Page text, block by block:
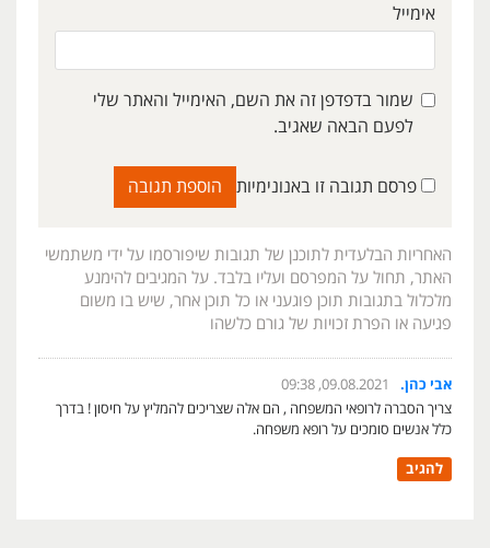
אימייל
שמור בדפדפן זה את השם, האימייל והאתר שלי
לפעם הבאה שאגיב.
פרסם תגובה זו באנונימיות
האחריות הבלעדית לתוכנן של תגובות שיפורסמו על ידי משתמשי
האתר, תחול על המפרסם ועליו בלבד. על המגיבים להימנע
מלכלול בתגובות תוכן פוגעני או כל תוכן אחר, שיש בו משום
פגיעה או הפרת זכויות של גורם כלשהו
אבי כהן.
09.08.2021, 09:38
צריך הסברה לרופאי המשפחה , הם אלה שצריכים להמליץ על חיסון ! בדרך
כלל אנשים סומכים על רופא משפחה.
להגיב